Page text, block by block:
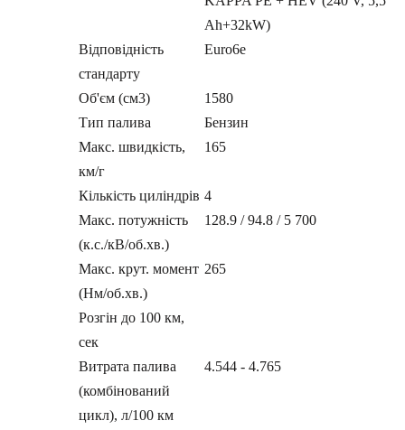
Ah+32kW)
Відповідність
стандарту
Euro6e
Об'єм (см3)
1580
Тип палива
Бензин
Макс. швидкість,
км/г
165
Кількість циліндрів 4
Макс. потужність
(к.с./кВ/об.хв.)
128.9 / 94.8 / 5 700
Макс. крут. момент
(Нм/об.хв.)
265
Розгін до 100 км,
сек
Витрата палива
(комбінований
цикл), л/100 км
4.544 - 4.765